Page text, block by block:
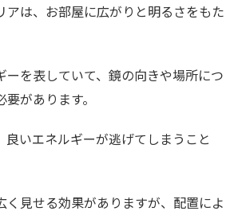
アは、お部屋に広がりと明るさをもた
ーを表していて、鏡の向きや場所につ
があります。
良いエネルギーが逃げてしまうこと
く見せる効果がありますが、配置によ